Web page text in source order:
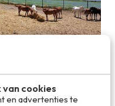
cookies
en advertenties te